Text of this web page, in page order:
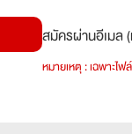
สมัครผ่านอีเมล
หมายเหตุ : เฉพาะไ